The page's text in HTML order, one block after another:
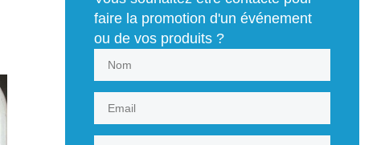
faire la promotion d'un événement
ou de vos produits ?